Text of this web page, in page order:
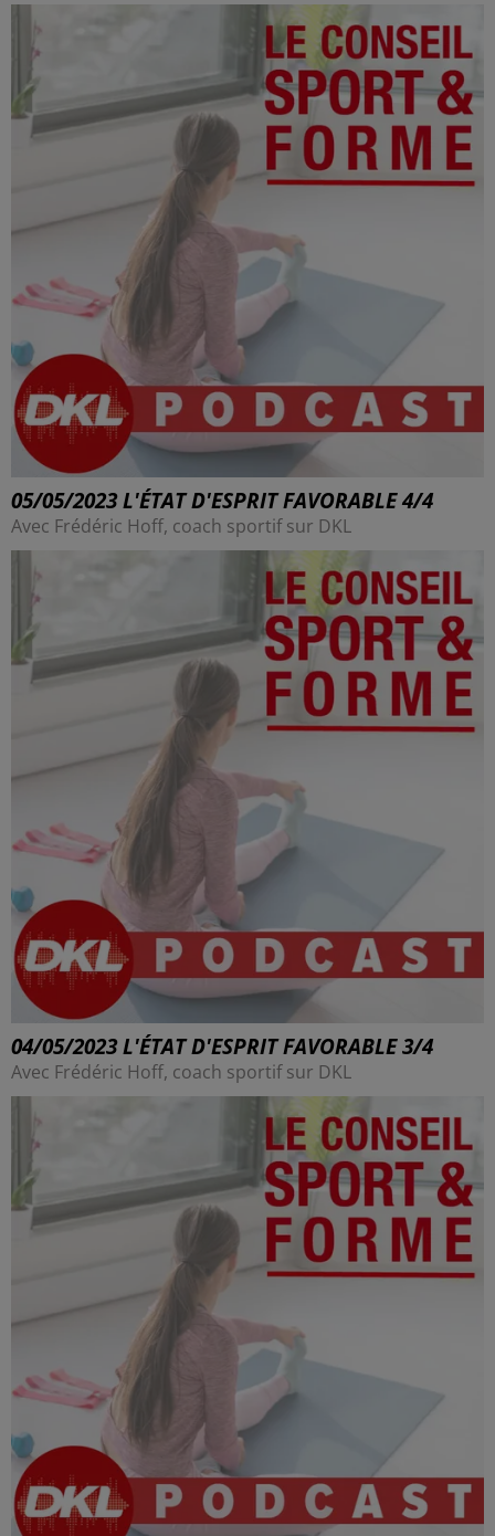
05/05/2023 L'ÉTAT D'ESPRIT FAVORABLE 4/4
Avec Frédéric Hoff, coach sportif sur DKL
04/05/2023 L'ÉTAT D'ESPRIT FAVORABLE 3/4
Avec Frédéric Hoff, coach sportif sur DKL